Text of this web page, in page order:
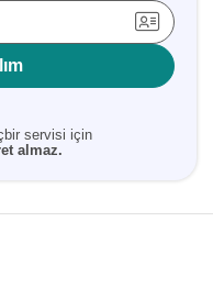
servisi için
almaz.